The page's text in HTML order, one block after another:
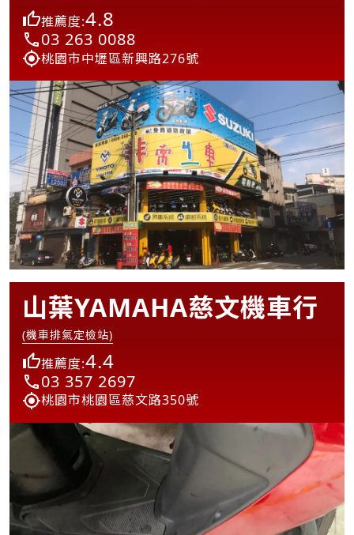
推薦度:4.8
03 263 0088
桃園市中壢區新興路276號
山葉YAMAHA慈文機車行
(機車排氣定檢站)
推薦度:4.4
03 357 2697
桃園市桃園區慈文路350號